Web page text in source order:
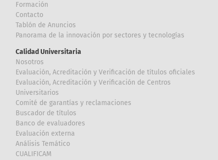
Formación
Contacto
Tablón de Anuncios
Panorama de la innovación por sectores y tecnologías
Calidad Universitaria
Nosotros
Evaluación, Acreditación y Verificación de títulos oficiales
Evaluación, Acreditación y Verificación de Centros
Universitarios
Comité de garantías y reclamaciones
Buscador de títulos
Banco de evaluadores
Evaluación externa
Análisis Temático
CUALIFICAM